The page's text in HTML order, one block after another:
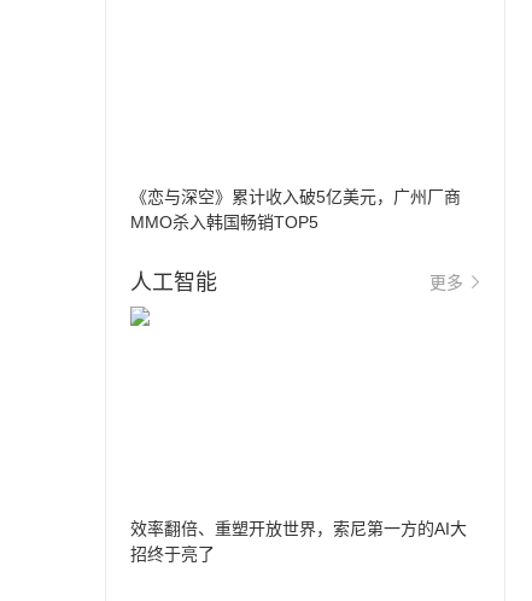
《恋与深空》累计收入破5亿美元，广州厂商
MMO杀入韩国畅销TOP5
人工智能 更多
效率翻倍、重塑开放世界，索尼第一方的AI大
招终于亮了